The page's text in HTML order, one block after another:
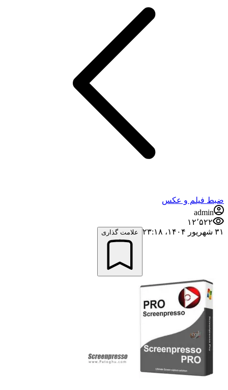
ضبط فيلم و عكس
admin
۱۲٬۵۲۲
۳۱ شهریور ۱۴۰۴،‏ ۲۳:۱۸
علامت گذاری